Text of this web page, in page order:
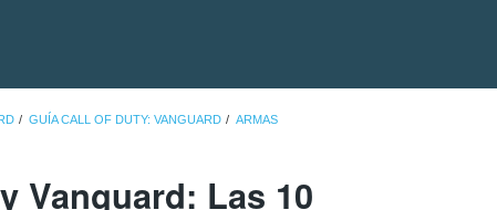
GUÍA CALL OF DUTY: VANGUARD ARMAS
Vanguard: Las 10